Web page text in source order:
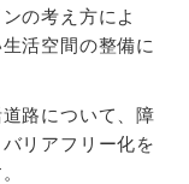
の考え方によ
活空間の整備に
路について、障
リアフリー化を